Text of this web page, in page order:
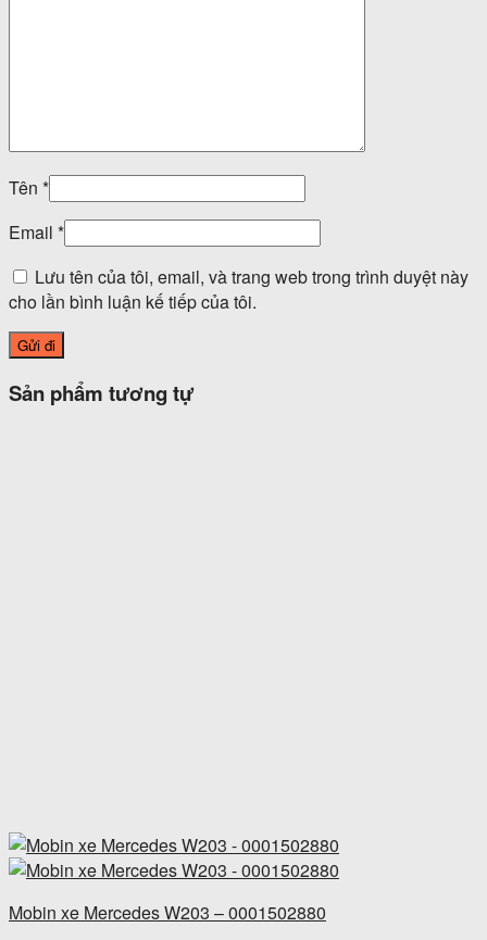
Tên *
Email *
Lưu tên của tôi, email, và trang web trong trình duyệt này
cho lần bình luận kế tiếp của tôi.
Sản phẩm tương tự
Mobin xe Mercedes W203 – 0001502880